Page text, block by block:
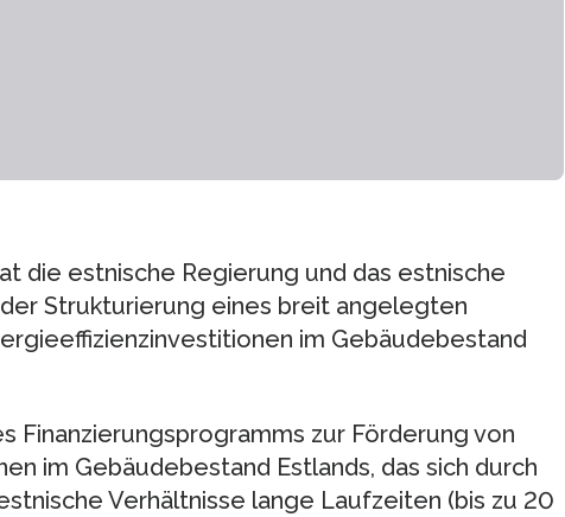
die estnische Regierung und das estnische
Strukturierung eines breit angelegten
im Gebäudebestand
Finanzierungsprogramms zur Förderung von
im Gebäudebestand Estlands, das sich durch
Verhältnisse lange Laufzeiten (bis zu 20